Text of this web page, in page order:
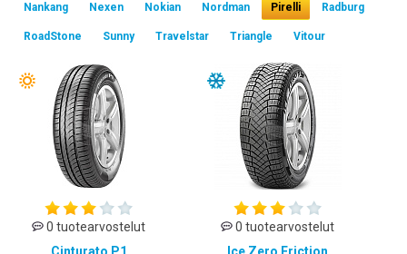
Nankang Nexen Nokian Nordman Pirelli Radburg
RoadStone Sunny Travelstar Triangle Vitour
0 tuotearvostelut
0 tuotearvostelut